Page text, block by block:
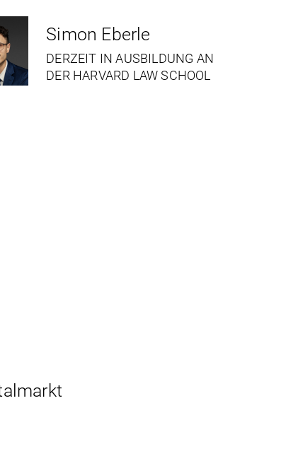
Simon Eberle
DERZEIT IN AUSBILDUNG AN
DER HARVARD LAW SCHOOL